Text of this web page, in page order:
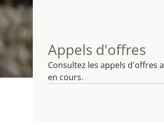
Appels d'offres
Consultez les appels d'offres
en cours.